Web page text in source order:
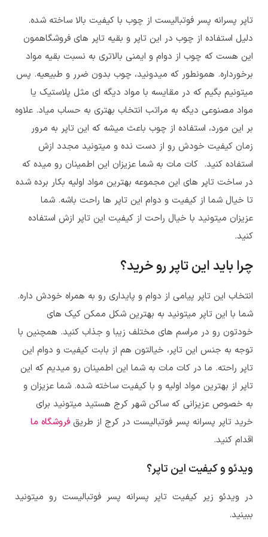
تاپر پسرانه پسر فوتبالیست از چوب با کیفیت بالا ساخته شده.
دلیل استفاده از چوب در این تاپر و بقیه تاپر های فروشگاهمون
این هست که چوب از دوام و ایمنی بالاتری به نسبت بقیه مواد
برخورداره. همونطور که میدونید، چوب بدون ضرر و طبیعیه. پس
میتونیم بگیم که در مقایسه با مواد دیگه ای مثل پلاستیک یا
مواد مصنوعی دیگه به مراتب انتخاب بهتری به حساب میاد. علاوه
بر این مورد، استفاده از چوب باعث میشه که این تاپر به مرور
زمان کیفیت خودش رو از دست نده و میتونید مجدد ازش
استفاده کنید. کات مات به شما عزیزان این اطمینان رو میده که
در ساخت تاپر های این مجموعه بهترین مواد اولیه بکار برده شده
تا خیال شما از کیفیت و دوام این تاپر ها راحت باشه. شما
عزیزان میتونید با خیال راحت از کیفیت این تاپر ازش استفاده
کنید.
چرا باید این تاپر رو خرید؟
انتخاب این تاپر پیامی از دوام و پایداری رو به همراه خودش داره.
شما با این تاپر میتونید به بهترین شکل ممکن کیک های
خودتون رو در مراسم های مختلف زیبا و جذاب کنید. همچنین با
توجه به جنس این تاپر، خیالتون هم از بابت کیفیت و دوام این
تاپر راحته. ما در کات مات به شما این اطمینان رو میدیم که این
تاپر از بهترین مواد اولیه و با کیفیت ساخته شده. شما عزیزان و
به خصوص عزیزانی که ساکن شهر کرج هستید میتونید برای
خرید تاپر پسرانه پسر فوتبالیست در کرج از طریق فروشگاه ما
اقدام کنید.
ویدئو و کیفیت این تاپر؟
در ویدئو زیر کیفیت تاپر پسرانه پسر فوتبالیست رو میتونید
ببینید.